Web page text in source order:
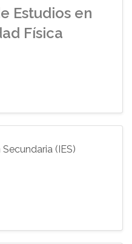
Estudios en
Física
(IES)